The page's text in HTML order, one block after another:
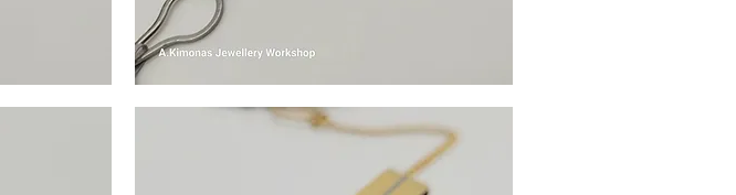
Γρήγορη προβολή